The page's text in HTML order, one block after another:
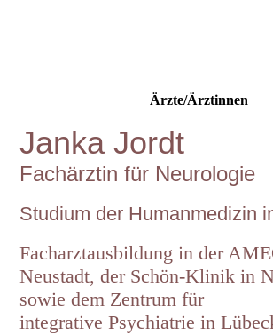
Ärzte/Ärztinnen
Janka Jordt
Fachärztin für Neurologie
Studium der Humanmedizin
Facharztausbildung in der
Neustadt, der Schön-Klinik in
sowie dem Zentrum für
integrativePsychiatrie in